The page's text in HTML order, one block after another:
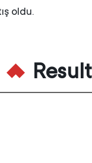
oldu.